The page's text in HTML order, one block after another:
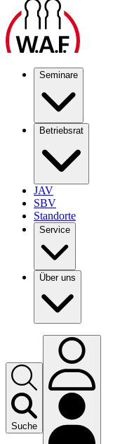
Seminare
Betriebsrat
JAV
SBV
Standorte
Service
Über uns
Suche